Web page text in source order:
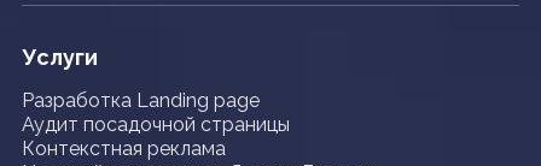
Услуги
Разработка Landing page
Аудит посадочной страницы
Контекстная реклама